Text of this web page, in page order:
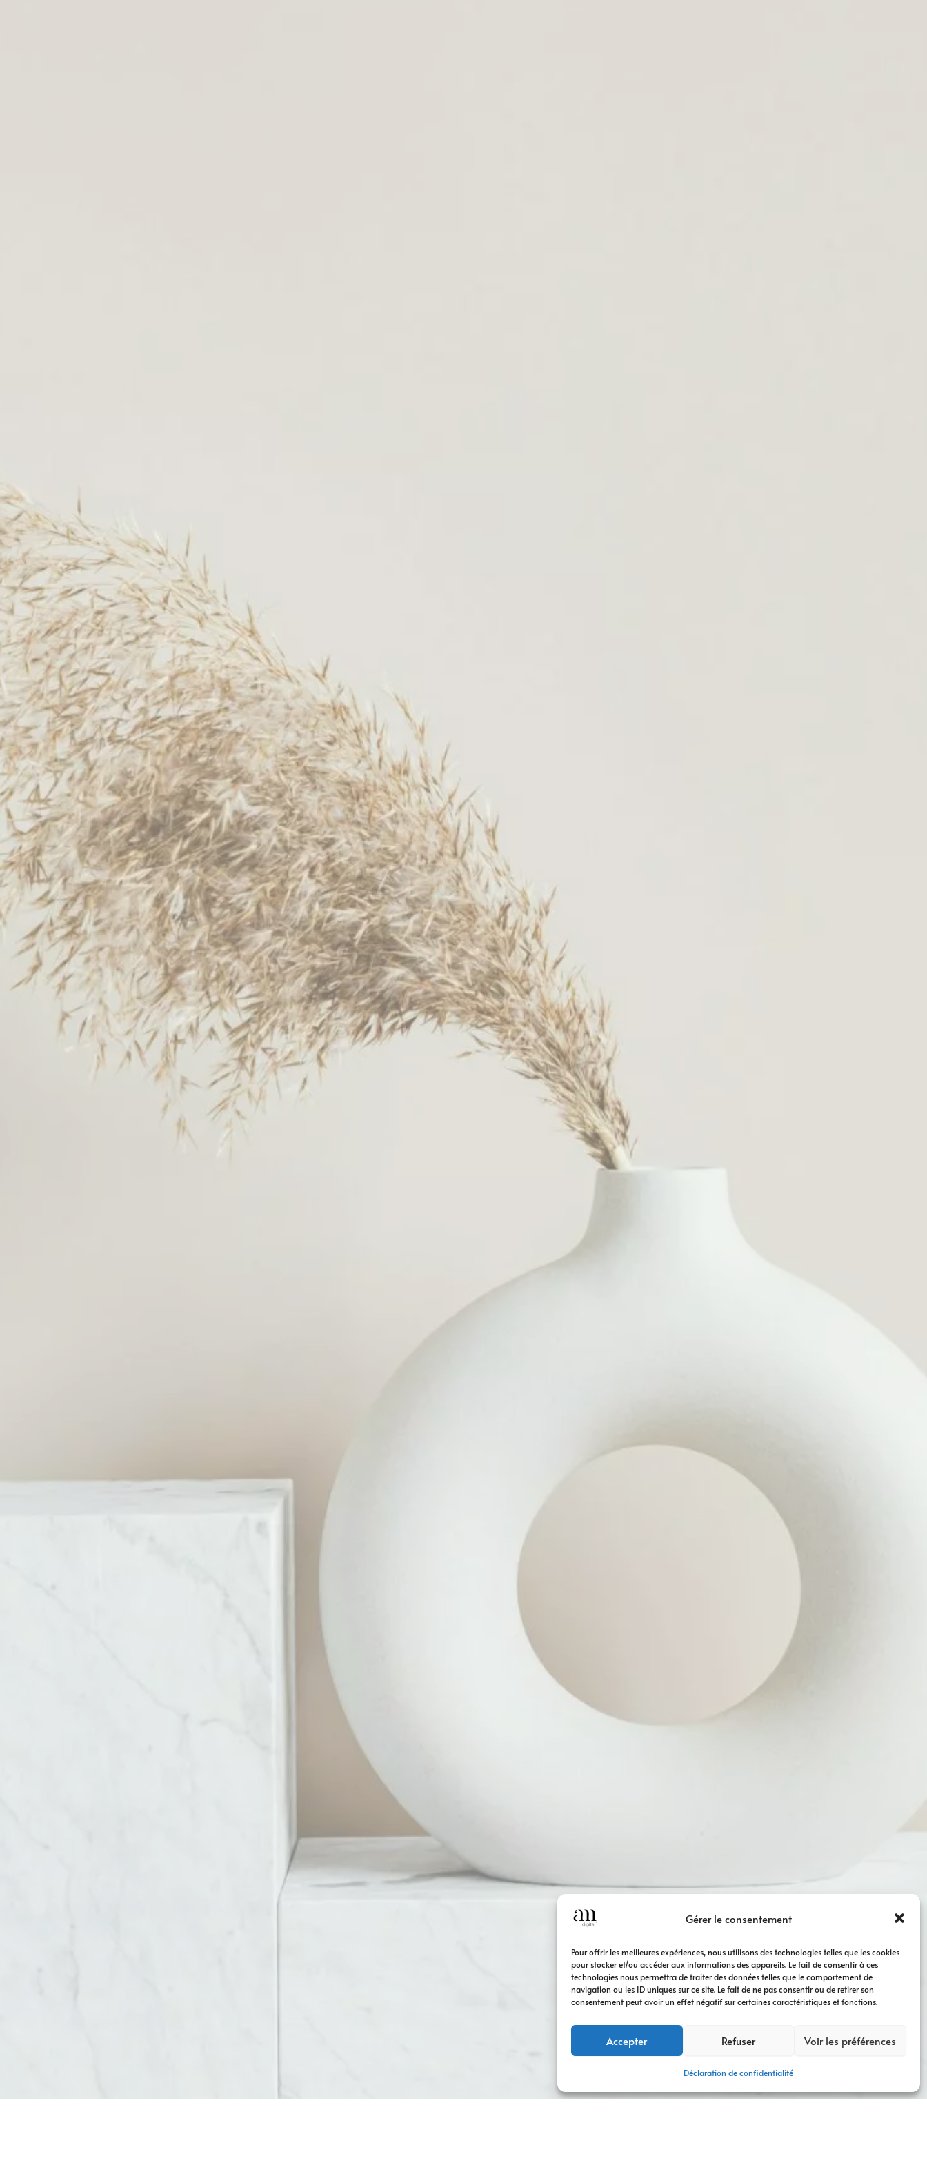
Gérer le consentement
Pour offrir les meilleures expériences, nous utilisons des technologies telles que les cookies
pour stocker et/ou accéder aux informations des appareils. Le fait de consentir à ces
technologies nous permettra de traiter des données telles que le comportement de
navigation ou les ID uniques sur ce site. Le fait de ne pas consentir ou de retirer son
consentement peut avoir un effet négatif sur certaines caractéristiques et fonctions.
Accepter Refuser Voir les préférences
Déclaration de confidentialité